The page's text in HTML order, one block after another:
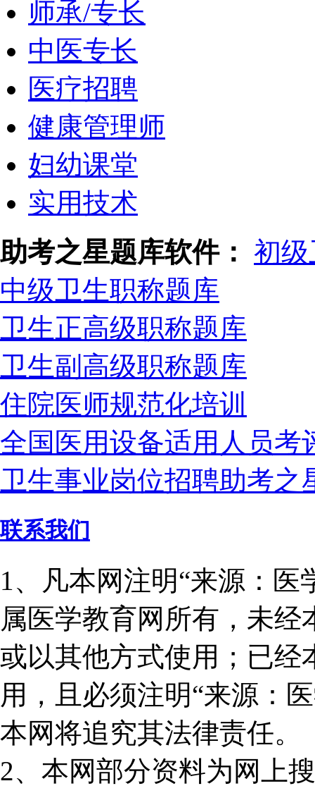
师承/专长
中医专长
医疗招聘
健康管理师
妇幼课堂
实用技术
助考之星题库软件： 初
中级卫生职称题库
卫生正高级职称题库
卫生副高级职称题库
住院医师规范化培训
全国医用设备适用人员考
卫生事业岗位招聘助考之
联系我们
1、凡本网注明“来源：
属医学教育网所有，未
或以其他方式使用；已经
用，且必须注明“来源：
本网将追究其法律责任。
2、本网部分资料为网上